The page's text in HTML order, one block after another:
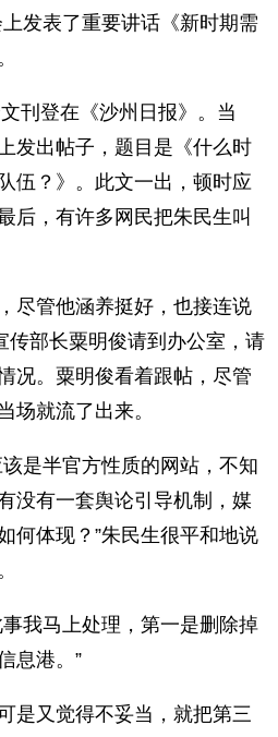
发表了重要讲话《新时期需
刊登在《沙州日报》。当
发出帖子，题目是《什么时
伍？》。此文一出，顿时应
后，有许多网民把朱民生叫
尽管他涵养挺好，也接连说
传部长粟明俊请到办公室，请
况。粟明俊看着跟帖，尽管
场就流了出来。
是半官方性质的网站，不知
没有一套舆论引导机制，媒
何体现？”朱民生很平和地说
我马上处理，第一是删除掉
息港。”
是又觉得不妥当，就把第三